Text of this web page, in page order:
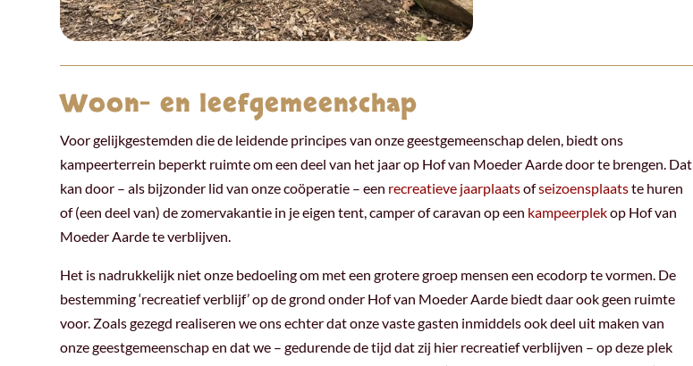
Woon- en leefgemeenschap
Voor gelijkgestemden die de leidende principes van onze geestgemeenschap delen, biedt ons
kampeerterrein beperkt ruimte om een deel van het jaar op Hof van Moeder Aarde door te brengen. Dat
kan door – als bijzonder lid van onze coöperatie – een recreatieve jaarplaatsofseizoensplaatste huren
of (een deel van) de zomervakantie in je eigen tent, camper of caravan op een kampeerplekop Hof van
Moeder Aarde te verblijven.
Het is nadrukkelijk niet onze bedoeling om met een grotere groep mensen een ecodorp te vormen. De
bestemming ‘recreatief verblijf’ op de grond onder Hof van Moeder Aarde biedt daar ook geen ruimte
voor. Zoals gezegd realiseren we ons echter dat onze vaste gasten inmiddels ook deel uit maken van
onze geestgemeenschap en dat we – gedurende de tijd dat zij hier recreatief verblijven – op deze plek